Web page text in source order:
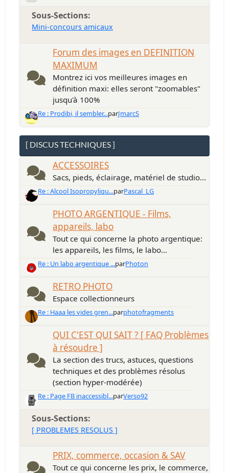
Sous-Sections
Mini-concours amicaux
Forum des images en DEFINITION
MAXIMUM
Montrez ici vos meilleures images en
définition maxi: elles seront "zoomables"
jusqu'à 100%
Re : Prodibi, il sembler...parJmarcS
[ DISCUS TECHNIQUES ]
ACCESSOIRES
Sacs, pieds, éclairage, matériel de studio...
Re : Alcool Isopropyliqu...parPascal_LG
PHOTO ARGENTIQUE - Films,
appareils, labo
Tout ce qui concerne la photo argentique:
les appareils, les films, le labo...
Re : Un labo argentique ...parPhoton
RETRO PHOTO
Espace collectionneurs
Re : Haaa les vides gren...parphotofragments
QUI C'EST QUI SAIT ? [ FAQ Problèmes
à résoudre ]
La section des trucs, astuces, questions
techniques et des problèmes résolus
(section hyper-modérée)
Re : Page FB inaccessibl...parVerso92
Sous-Sections
[ PROBLEMES RESOLUS ]
PRIX, commerce, occasion & SAV
Tout ce qui concerne les prix, le commerce,